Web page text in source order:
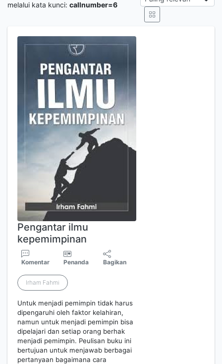
melalui kata kunci: callnumber=6
Pengantar ilmu
kepemimpinan
Komentar Penanda Bagikan
Irham Fahmi
Untuk menjadi pemimpin tidak harus
dipengaruhi oleh faktor kelahiran,
namun untuk menjadi pemimpin bisa
dipelajari dan setiap orang berhak
menjadi pemimpin. Peulisan buku ini
bertujuan untuk menjawab berbagai
pertanyaan bagaimana cara